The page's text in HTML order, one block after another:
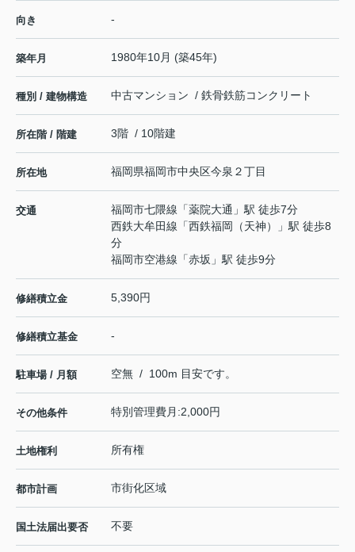
向き -
築年月 1980年10月 (築45年)
種別 / 建物構造 中古マンション / 鉄骨鉄筋コンクリート
所在階 / 階建 3階 / 10階建
所在地 福岡県福岡市中央区今泉 ２丁目
交通 福岡市七隈線 「薬院大通 」駅 徒歩7分
西鉄大牟田線 「西鉄福岡（天神）
」駅 徒歩8
分
福岡市空港線 「赤坂 」駅 徒歩9分
修繕積立金 5,390円
修繕積立基金 -
駐車場 / 月額 空無 / 100m 目安です。
その他条件 特別管理費月:2,000円
土地権利 所有権
都市計画 市街化区域
国土法届出要否 不要